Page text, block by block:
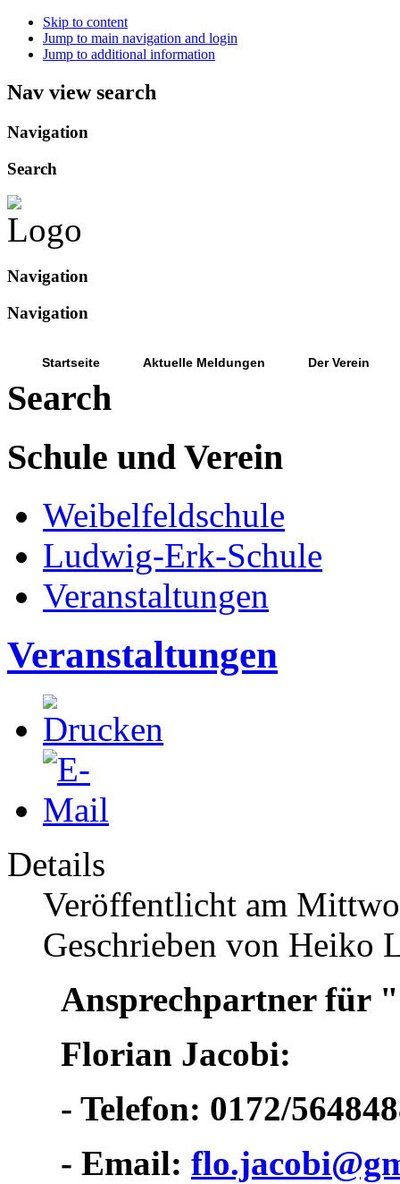
Skip to content
Jump to main navigation and login
Jump to additional information
Nav view search
Navigation
Search
Navigation
Navigation
Startseite Aktuelle Meldungen Der Verein
Search
Schule und Verein
Weibelfeldschule
Ludwig-Erk-Schule
Veranstaltungen
Veranstaltungen
Details
Veröffentlicht am
Geschrieben von Heiko
Ansprechpartner für
Florian Jacobi:
- Telefon: 0172/
- Email: